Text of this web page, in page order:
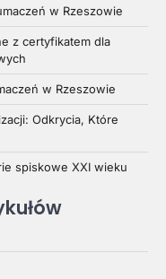
w Rzeszowie
z certyfikatem dla
w Rzeszowie
Odkrycia, Które
spiskowe XXI wieku